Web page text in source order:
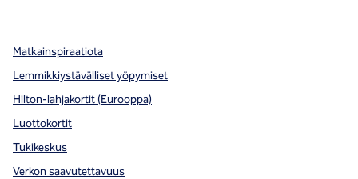
Matkainspiraatiota
Lemmikkiystävälliset yöpymiset
Hilton-lahjakortit (Eurooppa)
Luottokortit
Tukikeskus
Verkon saavutettavuus